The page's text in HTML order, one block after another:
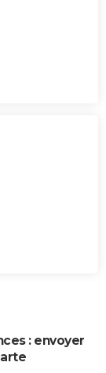
: envoyer